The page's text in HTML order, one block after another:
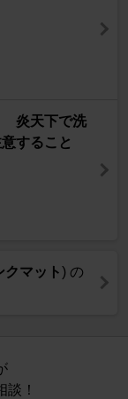
炎天下で洗
すること
クマット) の
！